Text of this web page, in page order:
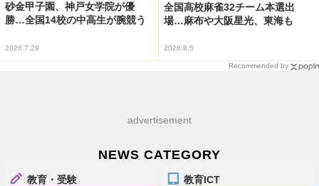
砂金甲子園、神戸女学院が優
勝…全国14校の中高生が腕競う
2026.7.29
全国高校麻雀32チーム本選出
場…麻布や大阪星光、東海も
2026.8.5
Recommended by
advertisement
NEWS CATEGORY
教育・受験 教育ICT